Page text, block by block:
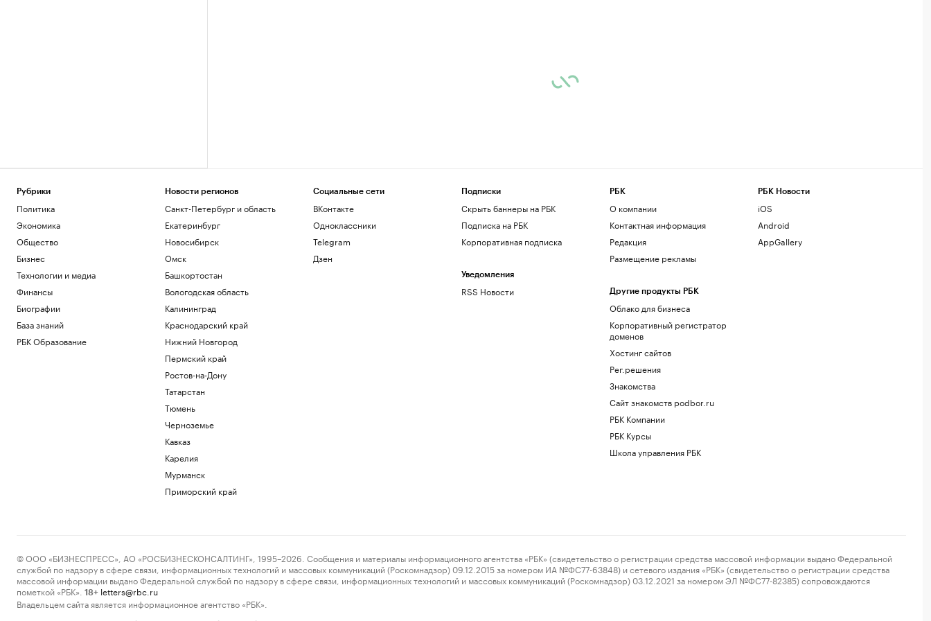
Рубрики
Политика
Экономика
Общество
Бизнес
Технологии и медиа
Финансы
Биографии
База знаний
РБК Образование
Новости регионов
Санкт-Петербург и область
Екатеринбург
Новосибирск
Омск
Башкортостан
Вологодская область
Калининград
Краснодарский край
Нижний Новгород
Пермский край
Ростов-на-Дону
Татарстан
Тюмень
Черноземье
Кавказ
Карелия
Мурманск
Приморский край
Социальные сети
ВКонтакте
Одноклассники
Telegram
Дзен
Подписки
Скрыть баннеры на РБК
Подписка на РБК
Корпоративная подписка
Уведомления
RSS Новости
РБК
О компании
Контактная информация
Редакция
Размещение рекламы
Другие продукты РБК
Облако для бизнеса
Корпоративный регистратор
доменов
Хостинг сайтов
Рег.решения
Знакомства
Сайт знакомств podbor.ru
РБК Компании
РБК Курсы
Школа управления РБК
РБК Новости
iOS
Android
AppGallery
© ООО «БИЗНЕСПРЕСС», АО «РОСБИЗНЕСКОНСАЛТИНГ», 1995–2026. Сообщения и материалы информационного агентства «РБК» (свидетельство о регистрации средства массовой информации выдано Федеральной
службой по надзору в сфере связи, информационных технологий и массовых коммуникаций (Роскомнадзор) 09.12.2015 за номером ИА №ФС77-63848) и сетевого издания «РБК» (свидетельство о регистрации средства
массовой информации выдано Федеральной службой по надзору в сфере связи, информационных технологий и массовых коммуникаций (Роскомнадзор) 03.12.2021 за номером ЭЛ №ФС77-82385) сопровождаются
пометкой «РБК».
18+ letters@rbc.ru
Владельцем сайта является информационное агентство «РБК».